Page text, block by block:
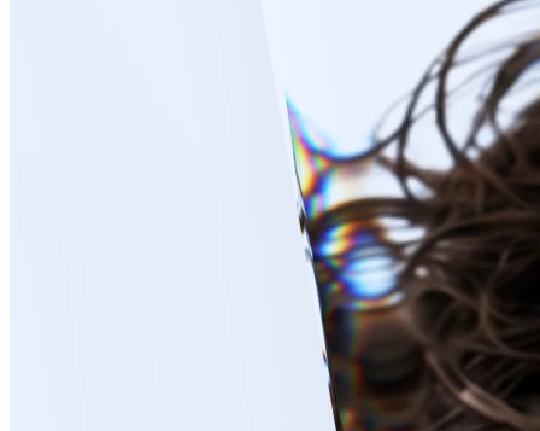
Металлические брекеты